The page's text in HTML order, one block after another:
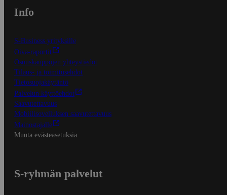
Info
S-Business yrityksille
Oiva-raportit
Osuuskauppojen yhteystiedot
Tilaus- ja toimitusehdot
Tietosuojakäytäntö
Palvelun käyttöehdot
Saavutettavuus
Mobiilisovelluksen saavutettavuus
Mainostajalle
Muuta evästeasetuksia
S-ryhmän palvelut